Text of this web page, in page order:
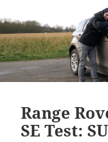
Range
SE Test: